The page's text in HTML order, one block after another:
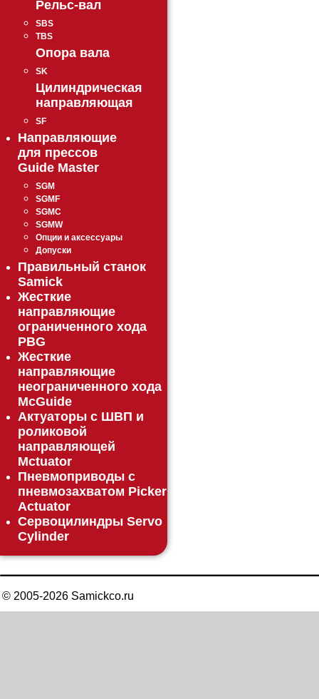
Рельс-вал
SBS
TBS
Опора вала
SK
Цилиндрическая
направляющая
SF
Направляющие
для прессов
Guide Master
SGM
SGMF
SGMC
SGMW
Опции и аксессуары
Допуски
Правильный станок
Samick
Жесткие
направляющие
ограниченного хода
PBG
Жесткие
направляющие
неограниченного хода
McGuide
Актуаторы с ШВП и
роликовой
направляющей
Mctuator
Пневмоприводы с
пневмозахватом Picker
Actuator
Сервоцилиндры Servo
Cylinder
© 2005-2026 Samickco.ru